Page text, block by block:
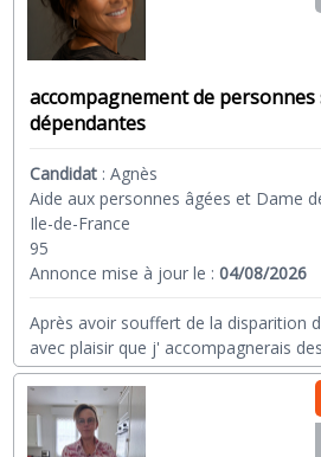
accompagnement de
dépendantes
Candidat :Agnès
Aide aux personnes âgées et Dame
Ile-de-France
95
Annonce mise à jour le :04/08/2026
Après avoir souffert de la disparition
avec plaisir que j' accompagnerais des